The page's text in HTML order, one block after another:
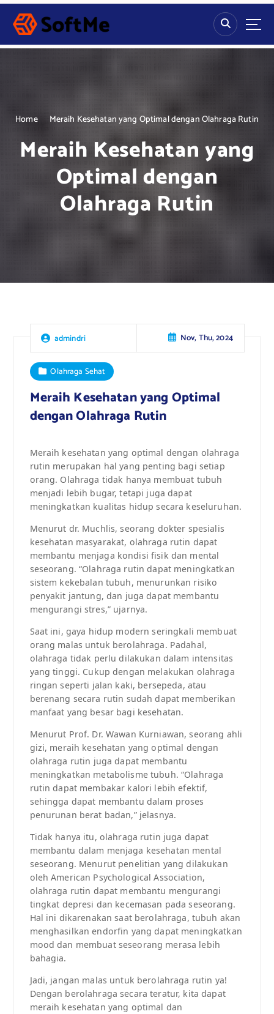
S
p
Home Meraih Kesehatan yang Optimal dengan Olahraga Rutin
Meraih Kesehatan yang
Optimal dengan
Olahraga Rutin
admindri Nov, Thu, 2024
Olahraga Sehat
Meraih Kesehatan yang Optimal
dengan Olahraga Rutin
Meraih kesehatan yang optimal dengan olahraga
rutin merupakan hal yang penting bagi setiap
orang. Olahraga tidak hanya membuat tubuh
menjadi lebih bugar, tetapi juga dapat
meningkatkan kualitas hidup secara keseluruhan.
Menurut dr. Muchlis, seorang dokter spesialis
kesehatan masyarakat, olahraga rutin dapat
membantu menjaga kondisi fisik dan mental
seseorang. “Olahraga rutin dapat meningkatkan
sistem kekebalan tubuh, menurunkan risiko
penyakit jantung, dan juga dapat membantu
mengurangi stres,” ujarnya.
Saat ini, gaya hidup modern seringkali membuat
orang malas untuk berolahraga. Padahal,
olahraga tidak perlu dilakukan dalam intensitas
yang tinggi. Cukup dengan melakukan olahraga
ringan seperti jalan kaki, bersepeda, atau
berenang secara rutin sudah dapat memberikan
manfaat yang besar bagi kesehatan.
Menurut Prof. Dr. Wawan Kurniawan, seorang ahli
gizi, meraih kesehatan yang optimal dengan
olahraga rutin juga dapat membantu
meningkatkan metabolisme tubuh. “Olahraga
rutin dapat membakar kalori lebih efektif,
sehingga dapat membantu dalam proses
penurunan berat badan,” jelasnya.
Tidak hanya itu, olahraga rutin juga dapat
membantu dalam menjaga kesehatan mental
seseorang. Menurut penelitian yang dilakukan
oleh American Psychological Association,
olahraga rutin dapat membantu mengurangi
tingkat depresi dan kecemasan pada seseorang.
Hal ini dikarenakan saat berolahraga, tubuh akan
menghasilkan endorfin yang dapat meningkatkan
mood dan membuat seseorang merasa lebih
bahagia.
Jadi, jangan malas untuk berolahraga rutin ya!
Dengan berolahraga secara teratur, kita dapat
meraih kesehatan yang optimal dan